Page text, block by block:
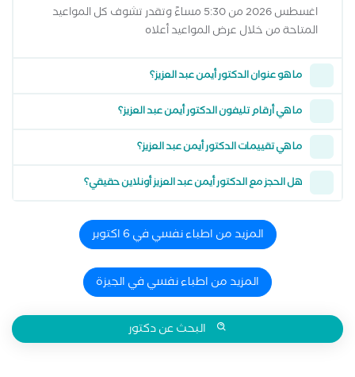
اغسطس 2026 من 5:30 مساءً وتقدر تشوف كل المواعيد
المتاحة من خلال عرض المواعيد أعلاه
ما هو عنوان الدكتور أيمن عبد العزيز؟
ما هي أرقام تليفون الدكتور أيمن عبد العزيز؟
ما هي تقييمات الدكتور أيمن عبد العزيز؟
هل الحجز مع الدكتور أيمن عبد العزيز أونلاين حقيقي؟
المزيد من اطباء نفسي في 6 اكتوبر
المزيد من اطباء نفسي في الجيزة
البحث عن دكتور